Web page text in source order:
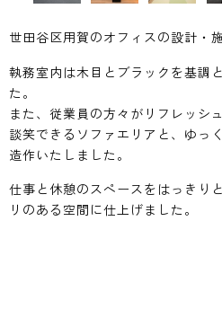
世田谷区用賀のオフィスの設計・
執務室内は木目とブラックを基調
た。
また、従業員の方々がリフレッシ
談笑できるソファエリアと、ゆっ
造作いたしました。
仕事と休憩のスペースをはっきり
リのある空間に仕上げました。